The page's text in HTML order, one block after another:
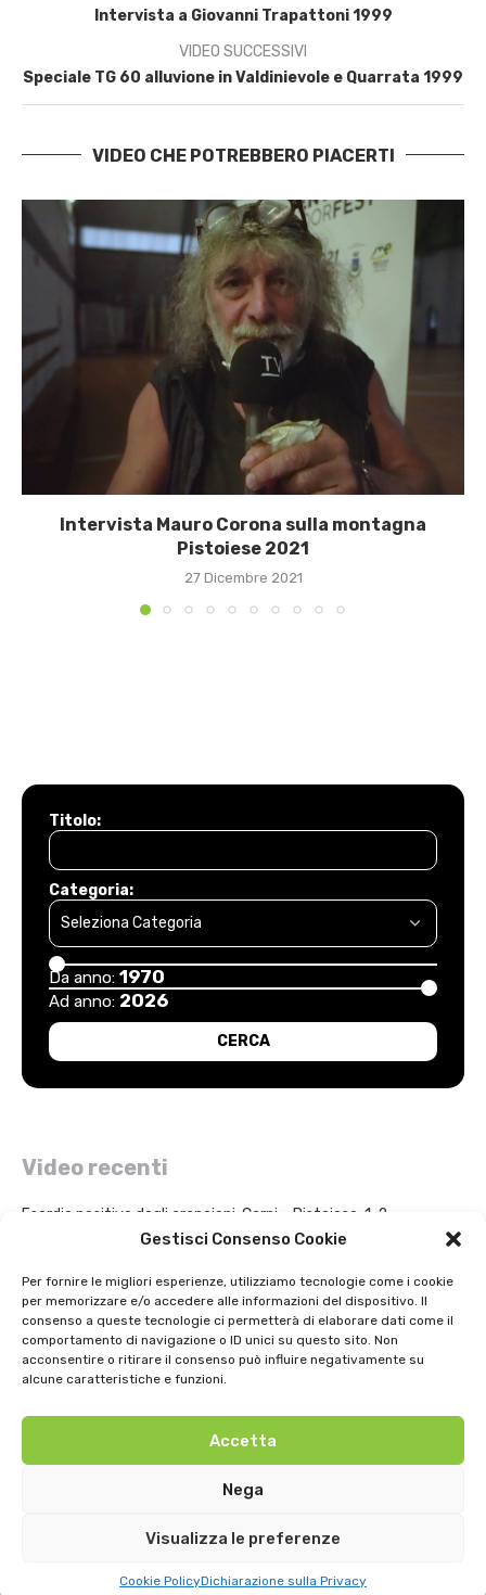
Gestisci Consenso Cookie
Per fornire le migliori esperienze, utilizziamo tecnologie come i cookie
per memorizzare e/o accedere alle informazioni del dispositivo. Il
consenso a queste tecnologie ci permetterà di elaborare dati come il
comportamento di navigazione o ID unici su questo sito. Non
acconsentire o ritirare il consenso può influire negativamente su
alcune caratteristiche e funzioni.
Accetta
Nega
Visualizza le preferenze
Cookie PolicyDichiarazione sulla Privacy
Intervista a Giovanni Trapattoni 1999
VIDEO SUCCESSIVI
Speciale TG 60 alluvione in Valdinievole e Quarrata 1999
VIDEO CHE POTREBBERO PIACERTI
Intervista Mauro Corona sulla montagna
Pistoiese 2021
27 Dicembre 2021
Titolo:
Categoria:
Da anno: 1970
Ad anno: 2026
Video recenti
Esordio positivo degli arancioni: Carpi – Pistoiese: 1-2
Festa dell’ Unità PDS: interviste 1991
GIOSTRA DELL’ORSO 1979
TV LIBERA S.P.A.- Tutti i diritti riservati. Powered by
Privacy - Cookie - Preferenze